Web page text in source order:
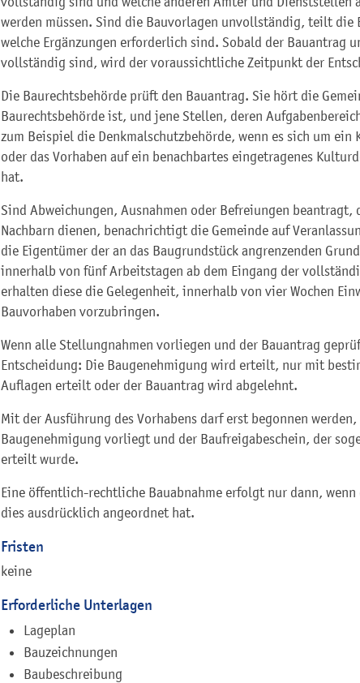
werden müssen. Sind die Bauvorlagen unvollständig, teilt die
welche Ergänzungen erforderlich sind. Sobald der Bauantrag
vollständig sind, wird der voraussichtliche Zeitpunkt der
Die Baurechtsbehörde prüft den Bauantrag. Sie hört die
Baurechtsbehörde ist, und jene Stellen, deren
zum Beispiel die Denkmalschutzbehörde, wenn es sich um
oder das Vorhaben auf ein benachbartes eingetragenes
hat.
Sind Abweichungen, Ausnahmen oder Befreiungen beantragt,
Nachbarn dienen, benachrichtigt die Gemeinde auf
die Eigentümer der an das Baugrundstück angrenzenden
innerhalb von fünf Arbeitstagen ab dem Eingang der
erhalten diese die Gelegenheit, innerhalb von vier Wochen
Bauvorhaben vorzubringen.
Wenn alle Stellungnahmen vorliegen und der Bauantrag
Entscheidung: Die Baugenehmigung wird erteilt, nur mit
Auflagen erteilt oder der Bauantrag wird abgelehnt.
Mit der Ausführung des Vorhabens darf erst begonnen
Baugenehmigung vorliegt und der Baufreigabeschein, der
erteilt wurde.
Eine öffentlich-rechtliche Bauabnahme erfolgt nur dann, wenn
dies ausdrücklich angeordnet hat.
Fristen
keine
Erforderliche Unterlagen
Lageplan
Bauzeichnungen
Baubeschreibung